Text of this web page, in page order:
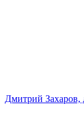
Дмитрий Захаров,